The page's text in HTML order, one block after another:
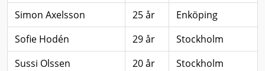
Simon Axelsson
25 år
Enköping
Sofie Hodén
29 år
Stockholm
Sussi Olssen
20 år Stockholm